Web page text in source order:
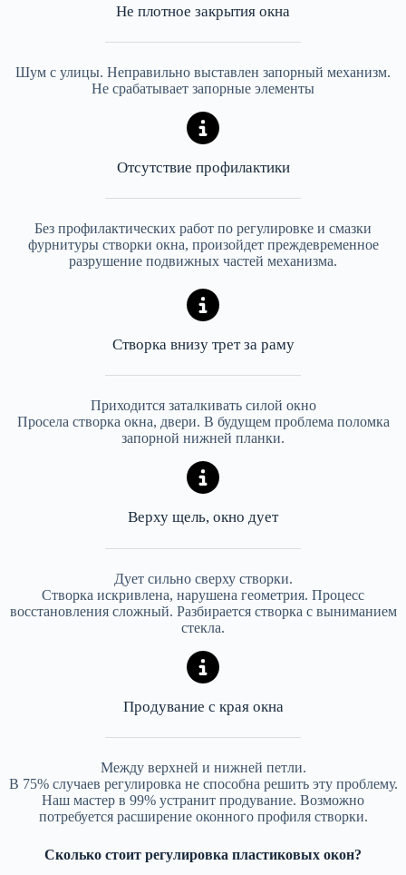
Не плотное закрытия окна
Шум с улицы. Неправильно выставлен запорный механизм.
Не срабатывает запорные элементы
Отсутствие профилактики
Без профилактических работ по регулировке и смазки
фурнитуры створки окна, произойдет преждевременное
разрушение подвижных частей механизма.
Створка внизу трет за раму
Приходится заталкивать силой окно
Просела створка окна, двери. В будущем проблема поломка
запорной нижней планки.
Верху щель, окно дует
Дует сильно сверху створки.
Створка искривлена, нарушена геометрия. Процесс
восстановления сложный. Разбирается створка с выниманием
стекла.
Продувание с края окна
Между верхней и нижней петли.
В 75% случаев регулировка не способна решить эту проблему.
Наш мастер в 99% устранит продувание. Возможно
потребуется расширение оконного профиля створки.
Сколько стоит регулировка пластиковых окон?